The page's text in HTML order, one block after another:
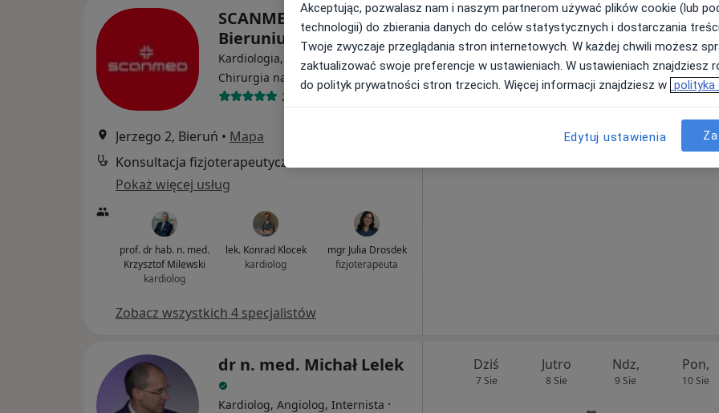
SCANMED S.A w
Bieruniu
Kardiologia, Kardiochirurgia,
Chirurgia naczyniowa· Więcej
284 opinie
Jerzego 2, Bieruń • Mapa
Konsultacja fizjoterapeutyczna
Pokaż więcej usług
prof. dr hab. n. med.
Krzysztof Milewski
kardiolog
lek. Konrad Klocek
kardiolog
mgr Julia Drosdek
fizjoterapeuta
Zobacz wszystkich 4 specjalistów
Dziś
7 Sie
Jutro
8 Sie
Ndz,
9 Sie
Pon,
10 Sie
Umawianie online nie jest dostępne
dr n. med. Michał Lelek
Kardiolog, Angiolog, Internista ·
Dziś
7 Sie
Jutro
8 Sie
Ndz,
9 Sie
Pon,
10 Sie
Akceptując, pozwalasz nam i naszym partnerom używać plików cookie (lub
technologii) do zbierania danych do celów statystycznych i dostarczania
Twoje zwyczaje przeglądania stron internetowych. W każdej chwili możesz
zaktualizować swoje preferencje w ustawieniach. W ustawieniach znajdziesz
do polityk prywatności stron trzecich. Więcej informacji znajdziesz w polityka
Edytuj ustawienia